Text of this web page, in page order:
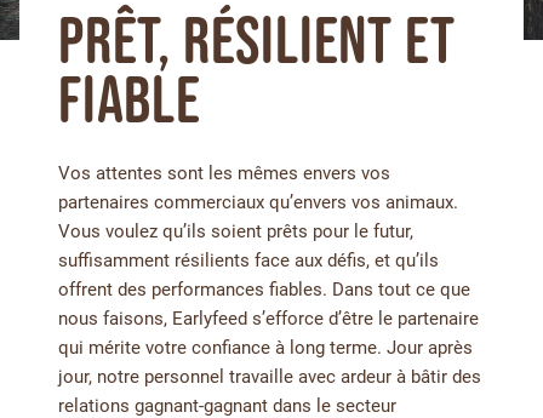
PRÊT, RÉSILIENT ET
FIABLE
Vos attentes sont les mêmes envers vos
partenaires commerciaux qu’envers vos animaux.
Vous voulez qu’ils soient prêts pour le futur,
suffisamment résilients face aux défis, et qu’ils
offrent des performances fiables. Dans tout ce que
nous faisons, Earlyfeed s’efforce d’être le partenaire
qui mérite votre confiance à long terme. Jour après
jour, notre personnel travaille avec ardeur à bâtir des
relations gagnant-gagnant dans le secteur